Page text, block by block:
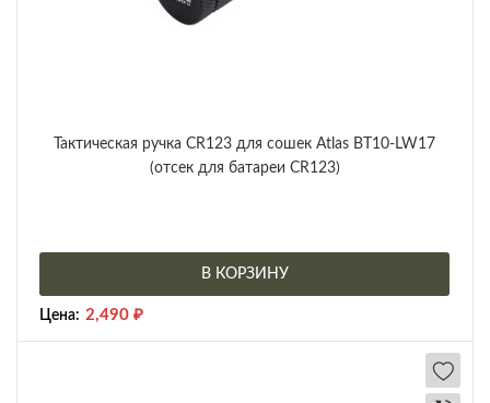
Тактическая ручка CR123 для сошек Atlas BT10-LW17
(отсек для батареи CR123)
В КОРЗИНУ
Цена: 2,490 ₽